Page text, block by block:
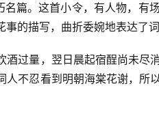
名篇。这首小令，有人物，
的描写，曲折委婉地表达了
酒过量，翌日晨起宿酲尚未尽
人不忍看到明朝海棠花谢，所